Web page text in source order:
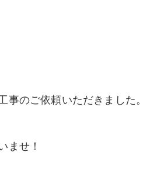
のご依頼いただきました。
ませ！